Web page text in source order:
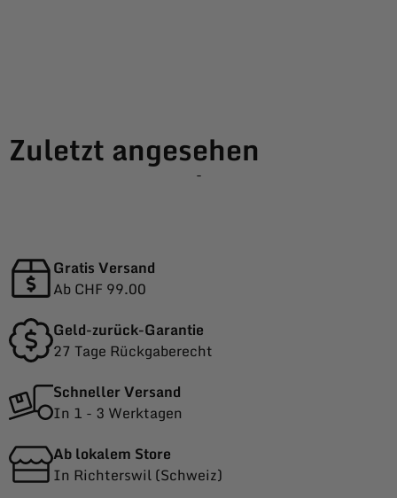
Zuletzt angesehen
-
Gratis Versand
Ab CHF 99.00
Geld-zurück-Garantie
27 Tage Rückgaberecht
Schneller Versand
In 1 - 3 Werktagen
Ab lokalem Store
In Richterswil (Schweiz)